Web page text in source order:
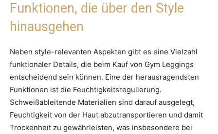
Funktionen, die über den Style
hinausgehen
Neben style-relevanten Aspekten gibt es eine Vielzahl
funktionaler Details, die beim Kauf von Gym Leggings
entscheidend sein können. Eine der herausragendsten
Funktionen ist die Feuchtigkeitsregulierung.
Schweißableitende Materialien sind darauf ausgelegt,
Feuchtigkeit von der Haut abzutransportieren und damit
Trockenheit zu gewährleisten, was insbesondere bei